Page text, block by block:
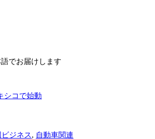
でお届けします
シコで始動
ジネス, 自動車関連